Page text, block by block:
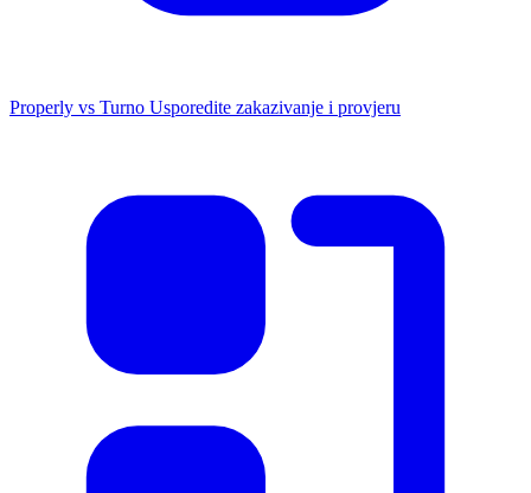
Properly vs Turno Usporedite zakazivanje i provjeru